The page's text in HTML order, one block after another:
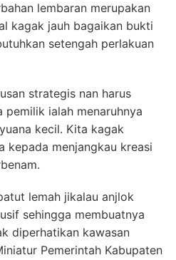
lembaran merupakan
kagak jauh bagaikan bukti
setengah perlakuan
strategis nan harus
ialah menaruhnya
kecil. Kita kagak
kepada menjangkau kreasi
lemah jikalau anjlok
sehingga membuatnya
diperhatikan kawasan
Pemerintah Kabupaten